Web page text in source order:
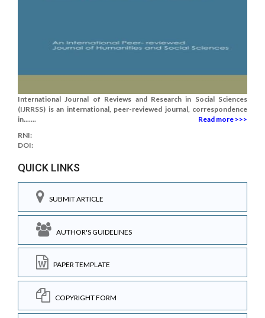
International Journal of Reviews and Research in Social Sciences
(IJRRSS) is an international, peer-reviewed journal, correspondence
in.......
Read more >>>
RNI:
DOI:
QUICK LINKS
SUBMIT ARTICLE
AUTHOR'S GUIDELINES
PAPER TEMPLATE
COPYRIGHT FORM